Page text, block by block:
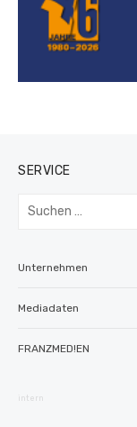
SERVICE
Suchen
Unternehmen
Mediadaten
FRANZMED!EN
intern